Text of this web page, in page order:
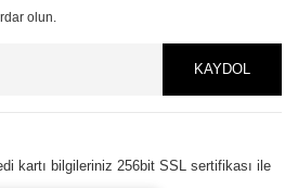
olun.
KAYDOL
kartı bilgileriniz 256bit SSL sertifikası ile